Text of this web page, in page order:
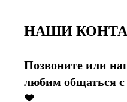
НАШИ
Позвоните или
любим общаться
❤